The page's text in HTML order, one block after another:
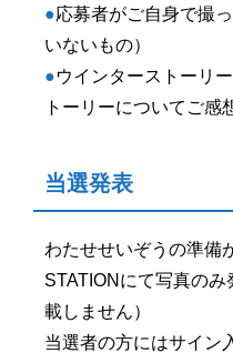
●応募者がご自身で撮
いないもの）
●ウインターストーリ
トーリーについてご感
当選発表
わたせせいぞうの準備
STATIONにて写真の
載しません）
当選者の方にはサイン